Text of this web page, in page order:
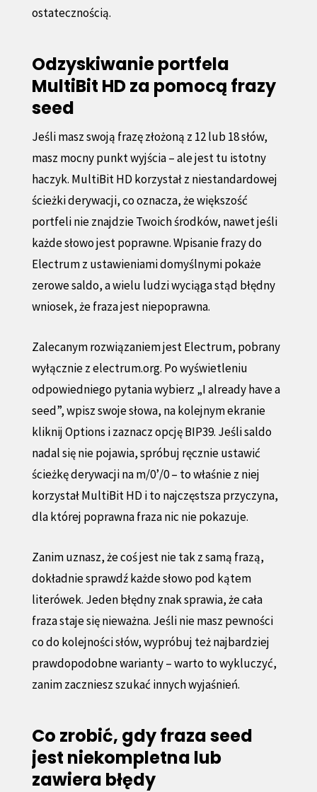
ostatecznością.
Odzyskiwanie portfela
MultiBit HD za pomocą frazy
seed
Jeśli masz swoją frazę złożoną z 12 lub 18 słów,
masz mocny punkt wyjścia – ale jest tu istotny
haczyk. MultiBit HD korzystał z niestandardowej
ścieżki derywacji, co oznacza, że większość
portfeli nie znajdzie Twoich środków, nawet jeśli
każde słowo jest poprawne. Wpisanie frazy do
Electrum z ustawieniami domyślnymi pokaże
zerowe saldo, a wielu ludzi wyciąga stąd błędny
wniosek, że fraza jest niepoprawna.
Zalecanym rozwiązaniem jest Electrum, pobrany
wyłącznie z electrum.org. Po wyświetleniu
odpowiedniego pytania wybierz „I already have a
seed”, wpisz swoje słowa, na kolejnym ekranie
kliknij Options i zaznacz opcję BIP39. Jeśli saldo
nadal się nie pojawia, spróbuj ręcznie ustawić
ścieżkę derywacji na m/0’/0 – to właśnie z niej
korzystał MultiBit HD i to najczęstsza przyczyna,
dla której poprawna fraza nic nie pokazuje.
Zanim uznasz, że coś jest nie tak z samą frazą,
dokładnie sprawdź każde słowo pod kątem
literówek. Jeden błędny znak sprawia, że cała
fraza staje się nieważna. Jeśli nie masz pewności
co do kolejności słów, wypróbuj też najbardziej
prawdopodobne warianty – warto to wykluczyć,
zanim zaczniesz szukać innych wyjaśnień.
Co zrobić, gdy fraza seed
jest niekompletna lub
zawiera błędy